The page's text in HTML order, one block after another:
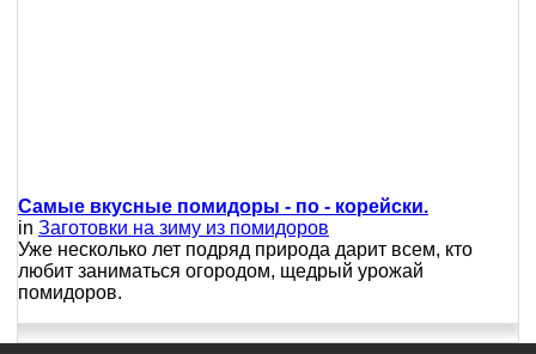
Самые вкусные помидоры - по - корейски.
in Заготовки на зиму из помидоров
Уже несколько лет подряд природа дарит всем, кто
любит заниматься огородом, щедрый урожай
помидоров.